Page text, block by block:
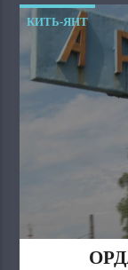
КИТЬ-ЯНТ